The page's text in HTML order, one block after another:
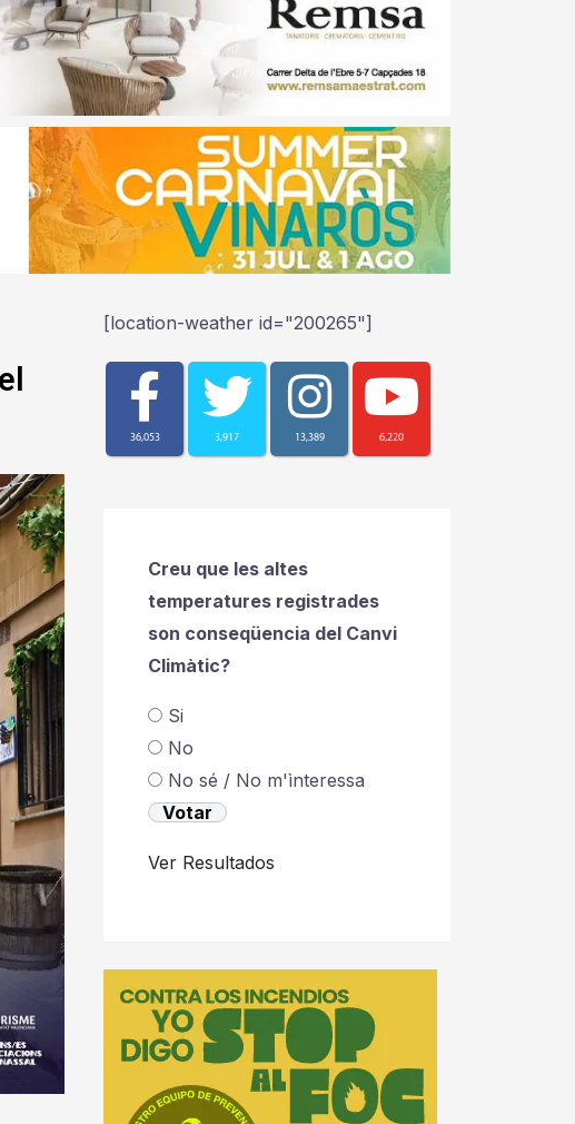
[location-weather id="200265"]
36,053 3,917 13,389 6,220
Creu que les altes
temperatures registrades
son conseqüencia del Canvi
Climàtic?
Si
No
No sé / No m'ìnteressa
Ver Resultados